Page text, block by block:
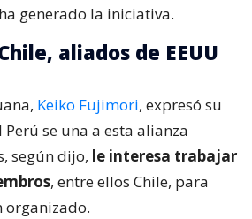
generado la iniciativa.
aliados de EEUU
Keiko Fujimori, expresó su
se una a esta alianza
según dijo, le interesa trabajar
, entre ellos Chile, para
organizado.